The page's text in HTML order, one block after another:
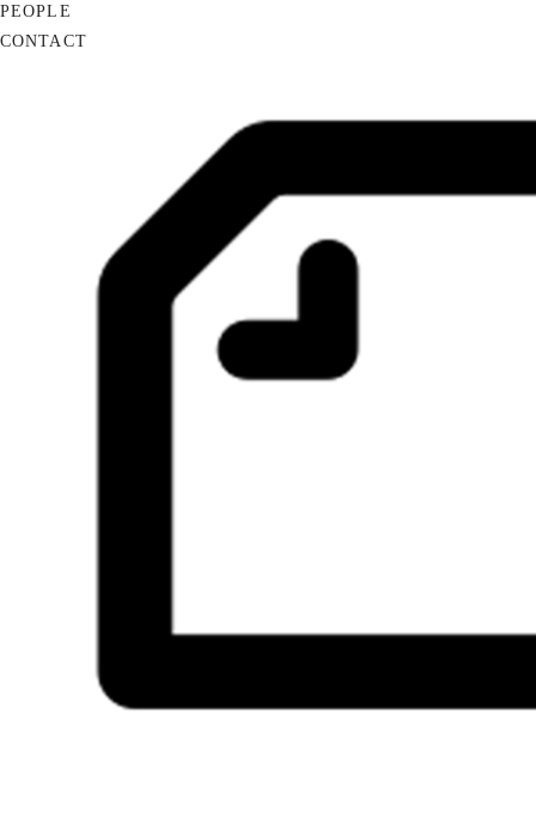
PEOPLE
CONTACT